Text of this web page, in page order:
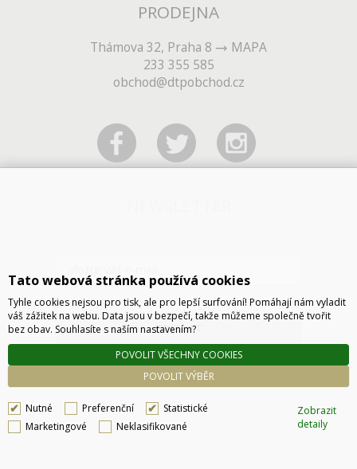
PRODEJNA
Thámova 32, Praha 8
MAPA
233 355 585
obchod@dtpobchod.cz
ODESLAT
Tato webová stránka používá cookies
Tyhle cookies nejsou pro tisk, ale pro lepší surfování! Pomáhají nám vyladit
váš zážitek na webu. Data jsou v bezpečí, takže můžeme společně tvořit
bez obav. Souhlasíte s naším nastavením?
POVOLIT VÝBĚR
POVOLIT VŠECHNY COOKIES
Nutné Preferenční
Statistické
Marketingové
Neklasifikované
Zobrazit
detaily